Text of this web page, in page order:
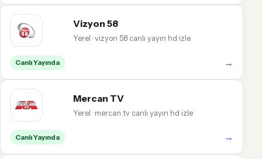
Vizyon 58
Yerel · vizyon 58 canlı yayın hd izle
Canlı Yayında →
Mercan TV
Yerel · mercan tv canlı yayın hd izle
Canlı Yayında →